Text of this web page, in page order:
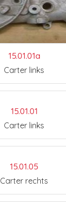
15.01.01a
Carter links
15.01.01
Carter links
15.01.05
Carter rechts